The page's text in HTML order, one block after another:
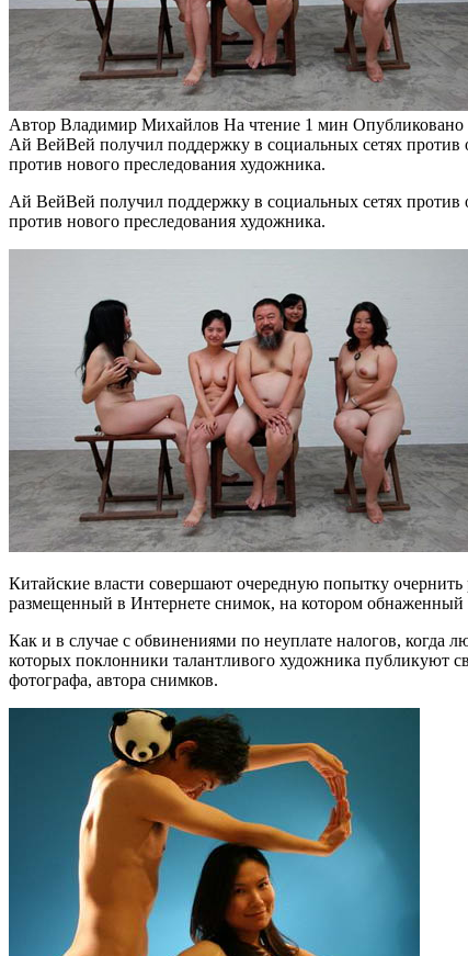
Автор Владимир Михайлов На чтение 1 мин Опубликовано
Ай ВейВей получил поддержку в социальных сетях
против нового преследования художника.
Ай ВейВей получил поддержку в социальных сетях
против нового преследования художника.
Китайские власти совершают очередную попытку очернить
размещенный в Интернете снимок, на котором
Как и в случае с обвинениями по неуплате налогов, когда
которых поклонники талантливого художника публикуют
фотографа, автора снимков.